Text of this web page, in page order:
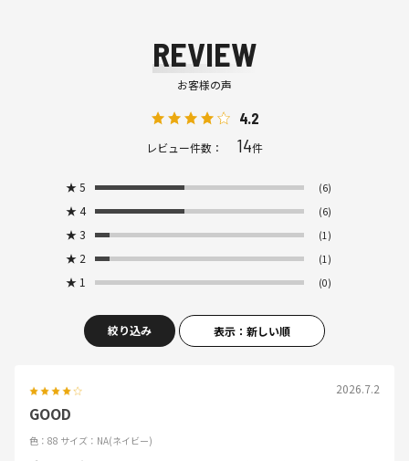
REVIEW
お客様の声
4.2
レビュー件数： 14件
★ 5 (6)
★ 4 (6)
★ 3 (1)
★ 2 (1)
★ 1 (0)
絞り込み 表示：新しい順
2026.7.2
GOOD
色：88 サイズ：NA(ネイビー)